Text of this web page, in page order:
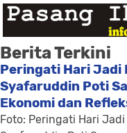
Berita Terkini
Peringati Hari Jadi
Syafaruddin Poti
Ekonomi dan
Foto: Peringati Hari